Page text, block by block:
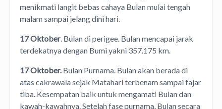
menikmati langit bebas cahaya Bulan mulai tengah
malam sampai jelang dini hari.
17 Oktober. Bulan di perigee. Bulan mencapai jarak
terdekatnya dengan Bumi yakni 357.175 km.
17 Oktober.Bulan Purnama. Bulan akan berada di
atas cakrawala sejak Matahari terbenam sampai fajar
tiba. Kesempatan baik untuk mengamati Bulan dan
kawah-kawahnya. Setelah fase purnama, Bulan secara